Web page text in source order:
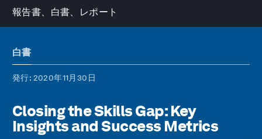
報告書、白書、レポート
白書
発行: 2020年11月30日
Closing the Skills Gap: Key
Insights and Success Metrics